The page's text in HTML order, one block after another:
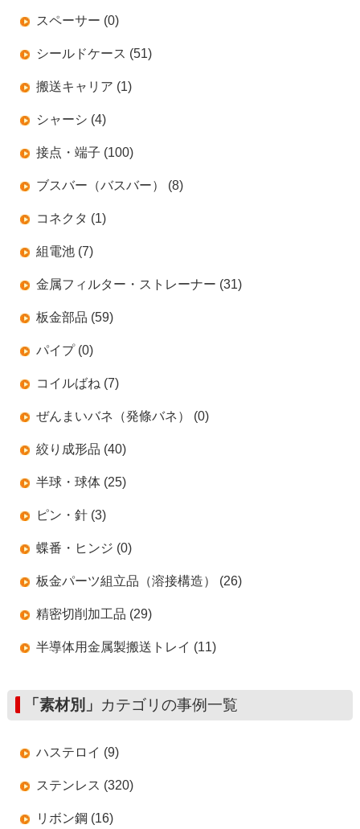
スペーサー (0)
シールドケース (51)
搬送キャリア (1)
シャーシ (4)
接点・端子 (100)
ブスバー（バスバー） (8)
コネクタ (1)
組電池 (7)
金属フィルター・ストレーナー (31)
板金部品 (59)
パイプ (0)
コイルばね (7)
ぜんまいバネ（発條バネ） (0)
絞り成形品 (40)
半球・球体 (25)
ピン・針 (3)
蝶番・ヒンジ (0)
板金パーツ組立品（溶接構造） (26)
精密切削加工品 (29)
半導体用金属製搬送トレイ (11)
「素材別」 カテゴリの事例一覧
ハステロイ (9)
ステンレス (320)
リボン鋼 (16)